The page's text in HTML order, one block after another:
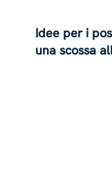
Idee per i
una scossa